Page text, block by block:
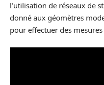
l’utilisation de réseaux de
donné aux géomètres
pour effectuer des